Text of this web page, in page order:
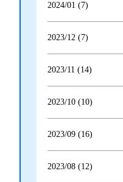
2024/01 (7)
2023/12 (7)
2023/11 (14)
2023/10 (10)
2023/09 (16)
2023/08 (12)